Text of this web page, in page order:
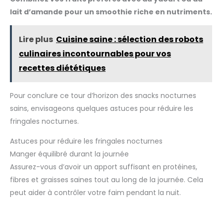
lait d’amande pour un smoothie riche en nutriments.
Lire plus Cuisine saine : sélection des robots
culinaires incontournables pour vos
recettes diététiques
Pour conclure ce tour d’horizon des snacks nocturnes
sains, envisageons quelques astuces pour réduire les
fringales nocturnes.
Astuces pour réduire les fringales nocturnes
Manger équilibré durant la journée
Assurez-vous d’avoir un apport suffisant en protéines,
fibres et graisses saines tout au long de la journée. Cela
peut aider à contrôler votre faim pendant la nuit.